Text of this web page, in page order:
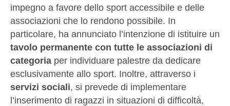
impegno a favore dello sport accessibile e delle
associazioni che lo rendono possibile. In
particolare, ha annunciato l’intenzione di istituire un
tavolo permanente con tutte le associazioni di
categoria per individuare palestre da dedicare
esclusivamente allo sport. Inoltre, attraverso i
servizi sociali, si prevede di implementare
l’inserimento di ragazzi in situazioni di difficoltà,